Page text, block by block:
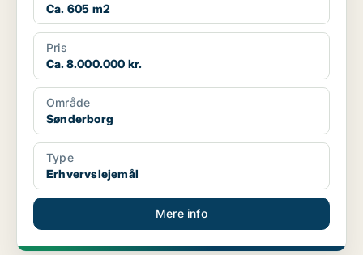
Ca. 605 m2
Pris
Ca. 8.000.000 kr.
Område
Sønderborg
Type
Erhvervslejemål
Mere info